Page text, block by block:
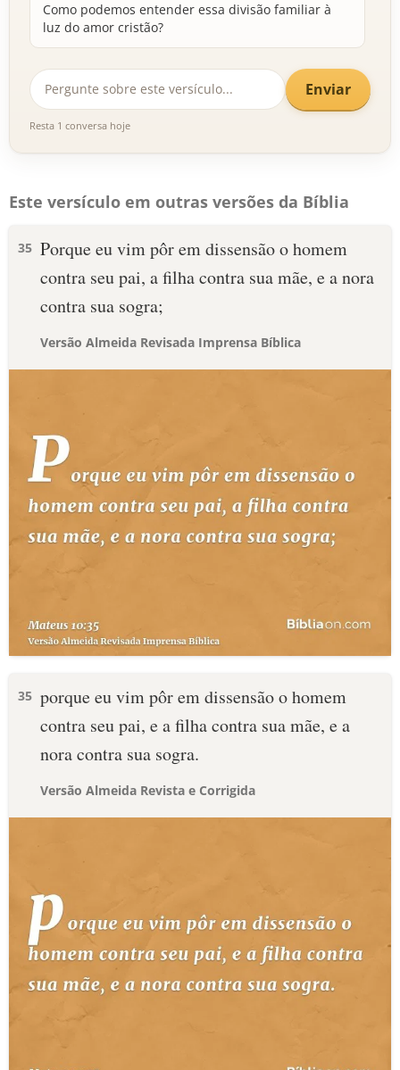
Como podemos entender essa divisão familiar à
luz do amor cristão?
Enviar
Resta 1 conversa hoje
Este versículo em outras versões da Bíblia
35 Porque eu vim pôr em dissensão o homem
contra seu pai, a filha contra sua mãe, e a nora
contra sua sogra;
Versão Almeida Revisada Imprensa Bíblica
35 porque eu vim pôr em dissensão o homem
contra seu pai, e a filha contra sua mãe, e a
nora contra sua sogra.
Versão Almeida Revista e Corrigida